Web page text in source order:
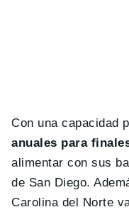
Con una capacidad
anuales para
alimentar con sus
de San Diego.
Carolina del Norte